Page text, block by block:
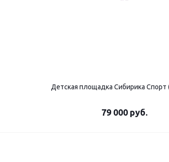
Детская площадка Сибирика Спорт
79 000 руб.